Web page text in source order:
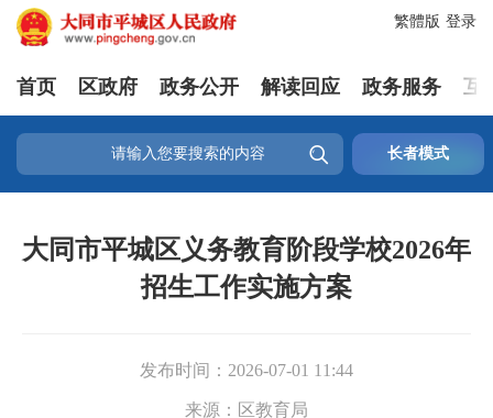
登录
繁體版
首页 区政府 政务公开 解读回应 政务服务 互
 长者模式
大同市平城区义务教育阶段学校2026年
招生工作实施方案
发布时间： 2026-07-01 11:44
来源： 区教育局